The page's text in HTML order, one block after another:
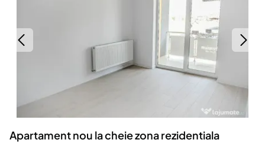
Animale de companie
Afaceri și echipamente profesionale
Inchiriere Bunuri si Vehicule
Piese auto si accesorii
Dacia Duster
Apartament nou la cheie zona rezidentiala